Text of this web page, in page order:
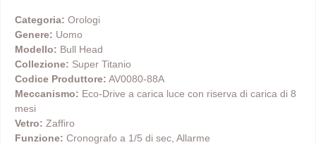
Categoria: Orologi
Genere: Uomo
Modello: Bull Head
Collezione: Super Titanio
Codice Produttore: AV0080-88A
Meccanismo: Eco-Drive a carica luce con riserva di carica di 8
mesi
Vetro: Zaffiro
Funzione: Cronografo a 1/5 di sec, Allarme